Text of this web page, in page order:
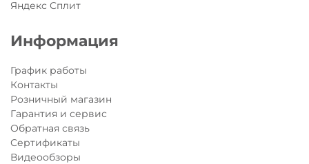
Яндекс Сплит
Информация
График работы
Контакты
Розничный магазин
Гарантия и сервис
Обратная связь
Сертификаты
Видеообзоры